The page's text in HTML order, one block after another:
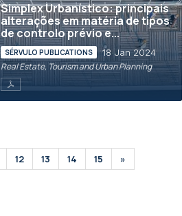
Simplex Urbanístico: principais
alterações em matéria de tipos
de controlo prévio e...
SÉRVULO PUBLICATIONS 18 Jan 2024
Real Estate, Tourism and Urban Planning
12 13 14 15 »